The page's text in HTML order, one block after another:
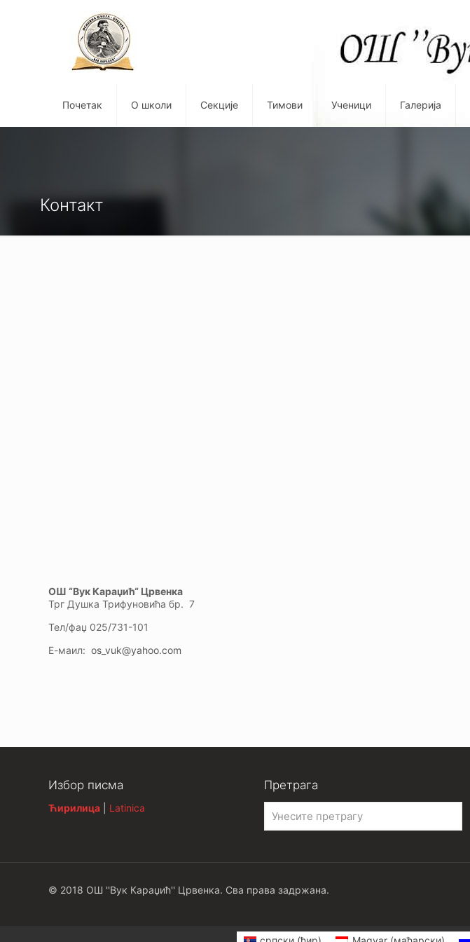
Почетак О школи Секције Тимови Ученици Галерија
Контакт
ОШ “Вук Караџић“ Црвенка
Трг Душка Трифуновића бр. 7
Тел/фаџ 025/731-101
Е-маил:os_vuk@yahoo.com
Избор писма
Ћирилица Latinica
Претрага
© 2018 ОШ ''Вук Караџић'' Црвенка. Сва права задржана.